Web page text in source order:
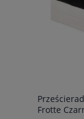
Frotte